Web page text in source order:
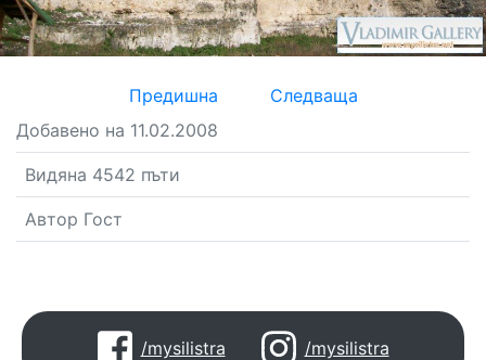
Предишна
Следваща
Добавено на 11.02.2008
Видяна 4542 пъти
Автор Гост
/mysilistra /mysilistra